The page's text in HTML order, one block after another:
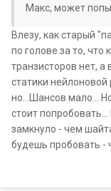
Макс, может
Влезу, как старый
по голове за то, что
транзисторов нет,
статики
но...Шансов мало...
стоит
замкнуло - чем
будешь пробовать -